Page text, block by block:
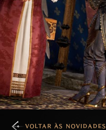
VOLTAR ÀS NOVIDADES